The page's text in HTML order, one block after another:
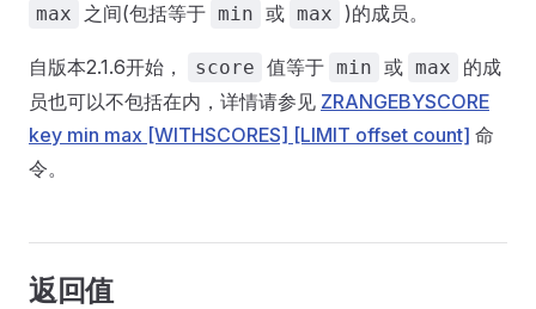
max 之间(包括等于 min 或 max )的成员。
自版本2.1.6开始， score 值等于 min 或 max
的成
员也可以不包括在内，详情请参见 ZRANGEBYSCORE
key min max [WITHSCORES] [LIMIT offset count] 命
令。
返回值